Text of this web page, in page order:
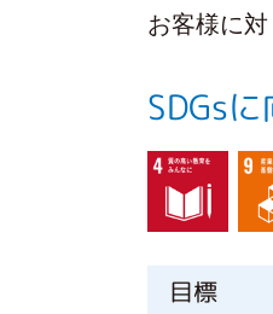
お客様に
SDGs
目標